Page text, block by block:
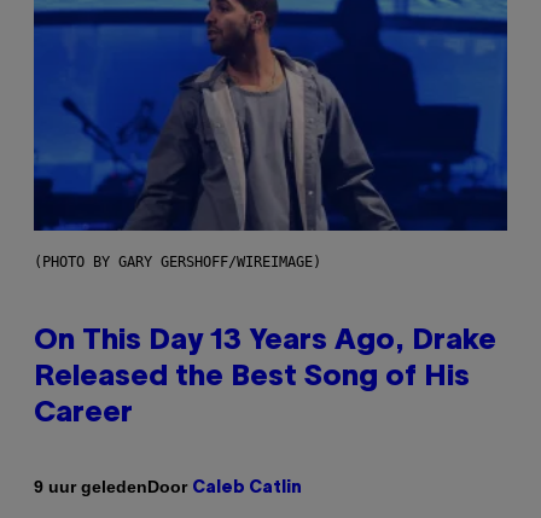
(PHOTO BY GARY GERSHOFF/WIREIMAGE)
On This Day 13 Years Ago, Drake
Released the Best Song of His
Career
9 uur geledenDoor Caleb Catlin